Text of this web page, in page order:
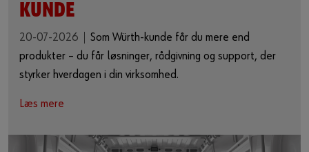
KUNDE
20-07-2026
Som Würth-kunde får du mere end
produkter – du får løsninger, rådgivning og support, der
styrker hverdagen i din virksomhed.
Læs mere